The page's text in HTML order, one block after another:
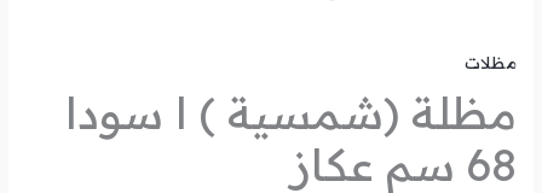
مظلات
مظلة (‎شمسية ) ا سودا
68 سم عكاز